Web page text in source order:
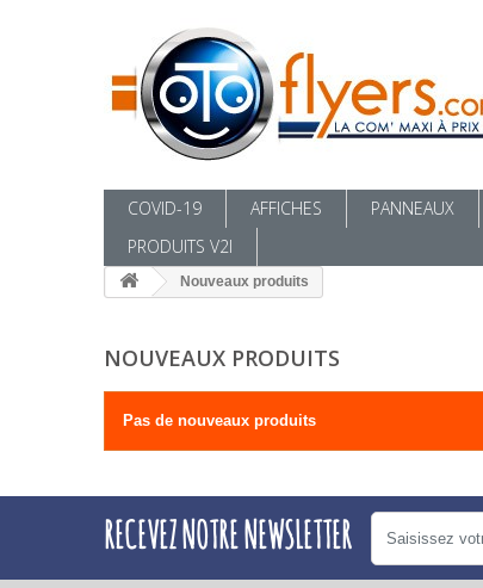
COVID-19 AFFICHES PANNEAUX
PRODUITS V2I
Nouveaux produits
NOUVEAUX PRODUITS
Pas de nouveaux produits
RECEVEZ NOTRE NEWSLETTER